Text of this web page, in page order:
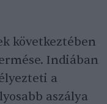
következtében
Indiában
a
aszálya